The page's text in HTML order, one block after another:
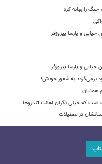
جنگ را بهانه کرد
و پارسا پیروزفر
و پارسا پیروزفر
برمی‌گردد به شعور خودش!
همتیان
است که خیلی نگران اهانت تندروها...
در تعطیلات